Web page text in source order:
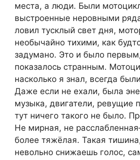
места, а люди. Были
выстроенные неровными
ловил тусклый свет дня,
необычайно тихими, как
задумано. Это и было
показалось странным.
насколько я знал, всегда
Даже если не ехали, была
музыка, двигатели, ревущие
тут ничего такого не было.
Не мирная, не
более тяжёлая. Такая
невольно снижаешь голос,